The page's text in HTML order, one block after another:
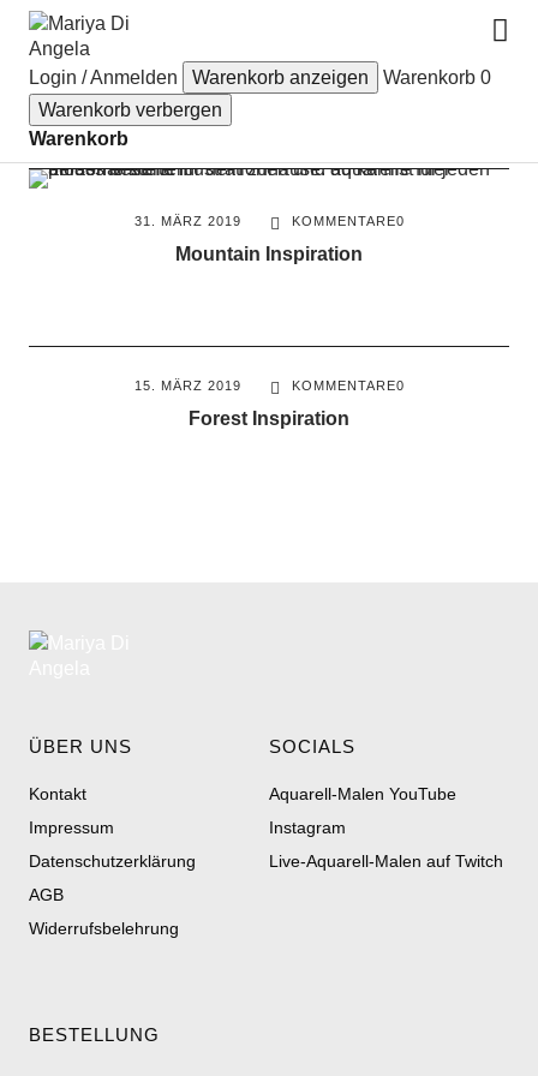
Mariya Di Angela
Login / Anmelden Warenkorb anzeigen Warenkorb 0
Warenkorb verbergen
Warenkorb
Schlagwort:Natur
31. MÄRZ 2019 KOMMENTARE0
Mountain Inspiration
15. MÄRZ 2019 KOMMENTARE0
Forest Inspiration
ÜBER UNS
Kontakt
Impressum
Datenschutzerklärung
AGB
Widerrufsbelehrung
SOCIALS
Aquarell-Malen YouTube
Instagram
Live-Aquarell-Malen auf Twitch
BESTELLUNG